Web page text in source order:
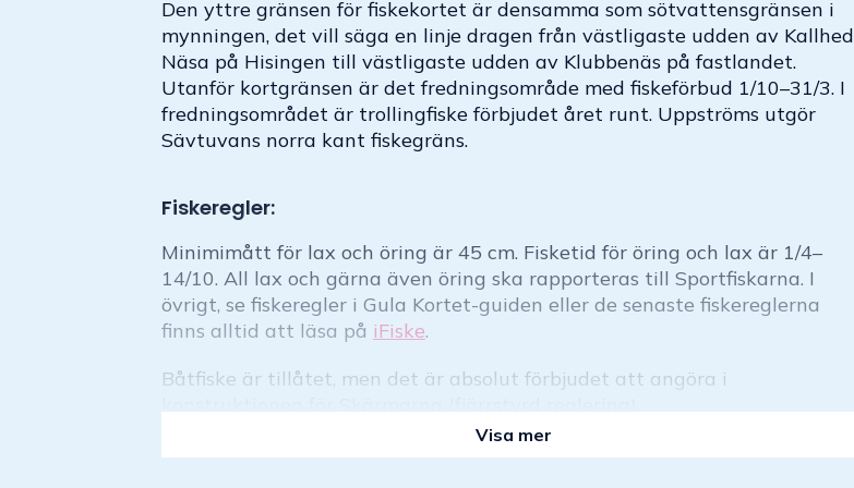
Den yttre gränsen för fiskekortet är densamma som sötvattensgränsen i
mynningen, det vill säga en linje dragen från västligaste udden av Kallhed
Näsa på Hisingen till västligaste udden av Klubbenäs på fastlandet.
Utanför kortgränsen är det fredningsområde med fiskeförbud 1/10–31/3. I
fredningsområdet är trollingfiske förbjudet året runt. Uppströms utgör
Sävtuvans norra kant fiskegräns.
Fiskeregler:
Minimimått för lax och öring är 45 cm. Fisketid för öring och lax är 1/4–
14/10. All lax och gärna även öring ska rapporteras till Sportfiskarna. I
övrigt, se fiskeregler i Gula Kortet-guiden eller de senaste fiskereglerna
finns alltid att läsa på iFiske.
Båtfiske är tillåtet, men det är absolut förbjudet att angöra i
Visa mer